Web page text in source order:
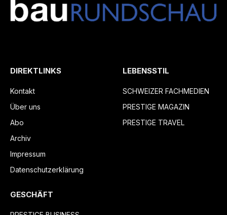
DIREKTLINKS
Kontakt
Über uns
Abo
Archiv
Impressum
Datenschutzerklärung
LEBENSSTIL
SCHWEIZER FACHMEDIEN
PRESTIGE MAGAZIN
PRESTIGE TRAVEL
GESCHÄFT